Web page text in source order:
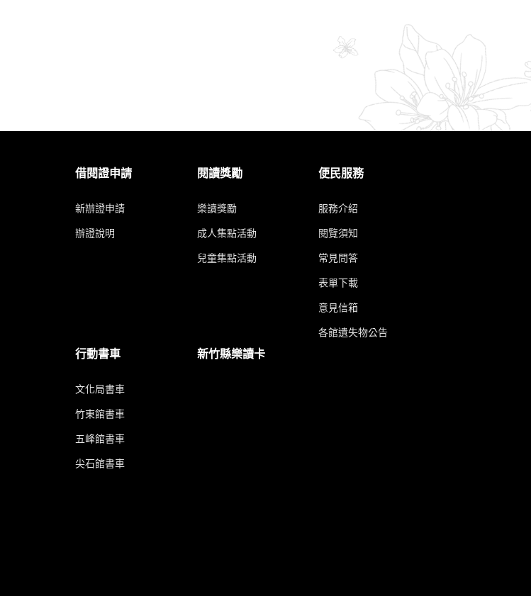
借閱證申請
新辦證申請
辦證說明
閱讀獎勵
樂讀獎勵
成人集點活動
兒童集點活動
便民服務
服務介紹
閱覽須知
常見問答
表單下載
意見信箱
各館遺失物公告
行動書車
文化局書車
竹東館書車
五峰館書車
尖石館書車
新竹縣樂讀卡